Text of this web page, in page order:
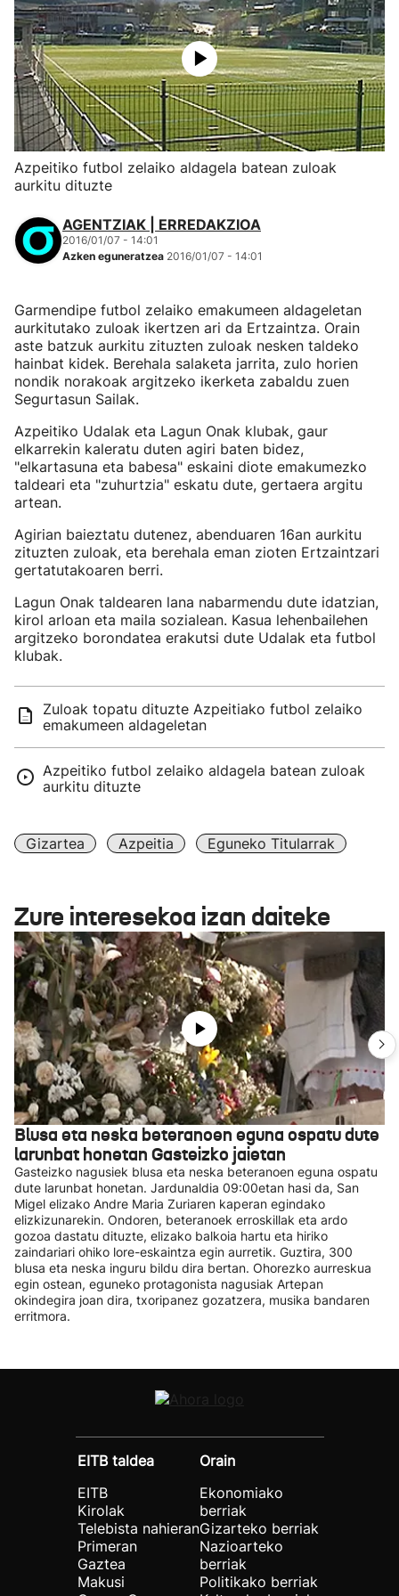
Azpeitiko futbol zelaiko aldagela batean zuloak
aurkitu dituzte
AGENTZIAK | ERREDAKZIOA
2016/01/07 - 14:01
Azken eguneratzea 2016/01/07 - 14:01
Garmendipe futbol zelaiko emakumeen aldageletan
aurkitutako zuloak ikertzen ari da Ertzaintza. Orain
aste batzuk aurkitu zituzten zuloak nesken taldeko
hainbat kidek. Berehala salaketa jarrita, zulo horien
nondik norakoak argitzeko ikerketa zabaldu zuen
Segurtasun Sailak.
Azpeitiko Udalak eta Lagun Onak klubak, gaur
elkarrekin kaleratu duten agiri baten bidez,
"elkartasuna eta babesa" eskaini diote emakumezko
taldeari eta "zuhurtzia" eskatu dute, gertaera argitu
artean.
Agirian baieztatu dutenez, abenduaren 16an aurkitu
zituzten zuloak, eta berehala eman zioten Ertzaintzari
gertatutakoaren berri.
Lagun Onak taldearen lana nabarmendu dute idatzian,
kirol arloan eta maila sozialean. Kasua lehenbailehen
argitzeko borondatea erakutsi dute Udalak eta futbol
klubak.
Zuloak topatu dituzte Azpeitiako futbol zelaiko
emakumeen aldageletan
Azpeitiko futbol zelaiko aldagela batean zuloak
aurkitu dituzte
Gizartea Azpeitia Eguneko Titularrak
Zure interesekoa izan daiteke
Blusa eta neska beteranoen eguna ospatu dute
larunbat honetan Gasteizko jaietan
Gasteizko nagusiek blusa eta neska beteranoen eguna ospatu
dute larunbat honetan. Jardunaldia 09:00etan hasi da, San
Migel elizako Andre Maria Zuriaren kaperan egindako
elizkizunarekin. Ondoren, beteranoek erroskillak eta ardo
gozoa dastatu dituzte, elizako balkoia hartu eta hiriko
zaindariari ohiko lore-eskaintza egin aurretik. Guztira, 300
blusa eta neska inguru bildu dira bertan. Ohorezko aurreskua
egin ostean, eguneko protagonista nagusiak Artepan
okindegira joan dira, txoripanez gozatzera, musika bandaren
erritmora.
EITB taldea
EITB
Kirolak
Telebista nahieran
Primeran
Gaztea
Makusi
Orain
Ekonomiako
berriak
Gizarteko berriak
Nazioarteko
berriak
Politikako berriak